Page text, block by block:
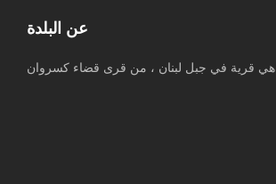
عن البلدة
هي قرية في جبل لبنان ، من قرى قضاء كسروان